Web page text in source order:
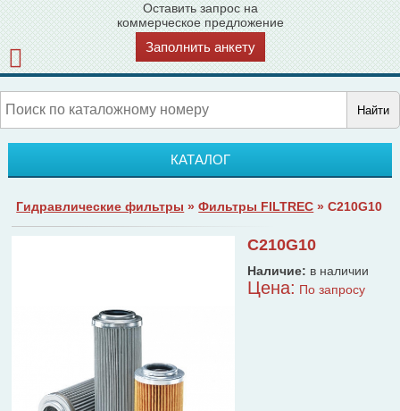
Оставить запрос на
коммерческое предложение
Заполнить анкету
Найти
КАТАЛОГ
Гидравлические фильтры »Фильтры FILTREC » C210G10
C210G10
Наличие: в наличии
Цена: По запросу